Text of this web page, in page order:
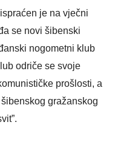
je na vječni
se novi šibenski
nogometni klub
odriče se svoje
prošlosti, a
gražanskog